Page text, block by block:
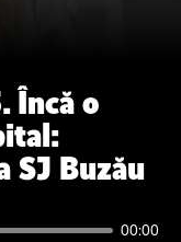
Încă o
SJ Buzău
00:00